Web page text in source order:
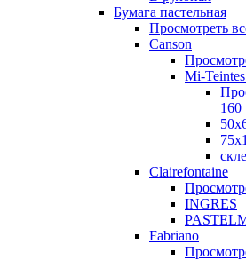
Бумага пастельная
Просмотреть
Canson
Mi-
160
Clairefontaine
INGRES
Fabriano